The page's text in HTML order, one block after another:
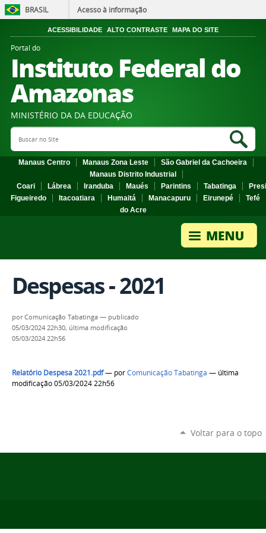
BRASIL Acesso à informação
ACESSIBILIDADE ALTO CONTRASTE MAPA DO SITE
Portal do
Instituto Federal do
Amazonas
MINISTÉRIO DA DA EDUCAÇÃO
Search Site
Manaus Centro Manaus Zona Leste
São Gabriel da Cachoeira
Manaus Distrito Industrial
Coari
Lábrea Iranduba Maués Parintins Tabatinga
Figueiredo
Itacoatiara Humaitá Manacapuru Eirunepé
Tefé
do Acre
Despesas - 2021
porComunicação Tabatinga — publicado
05/03/2024 22h30, última modificação
05/03/2024 22h56
Relatório Despesa 2021.pdf— porComunicação Tabatinga — última
modificação 05/03/2024 22h56
Voltar para o topo